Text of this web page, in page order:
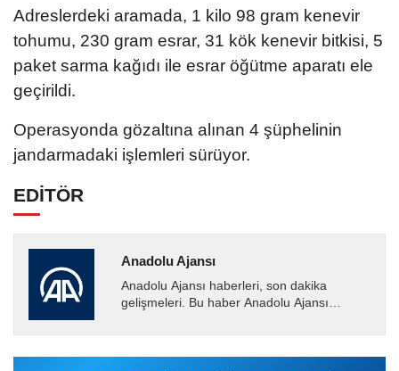
Adreslerdeki aramada, 1 kilo 98 gram kenevir
tohumu, 230 gram esrar, 31 kök kenevir bitkisi, 5
paket sarma kağıdı ile esrar öğütme aparatı ele
geçirildi.
Operasyonda gözaltına alınan 4 şüphelinin
jandarmadaki işlemleri sürüyor.
EDİTÖR
Anadolu Ajansı
Anadolu Ajansı haberleri, son dakika
gelişmeleri. Bu haber Anadolu Ajansı
tarafından geçilen tüm...